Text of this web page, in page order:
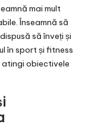
mai mult
Înseamnă să
să înveți și
în sport și fitness
atingi obiectivele